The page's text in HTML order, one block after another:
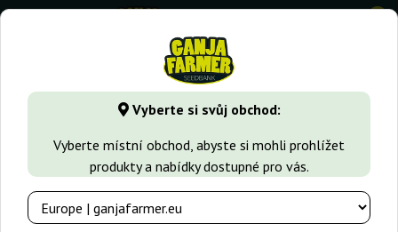
Vyberte si svůj obchod:
Vyberte místní obchod, abyste si mohli prohlížet
produkty a nabídky dostupné pro vás.
0
GanjaFarmer.cz Druhy Marihuany Jack Herer Vision